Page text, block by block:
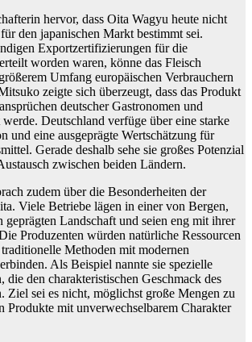
hervor, dass Oita Wagyu heute nicht
den japanischen Markt bestimmt sei.
Exportzertifizierungen für die
worden waren, könne das Fleisch
Umfang europäischen Verbrauchern
zeigte sich überzeugt, dass das Produkt
deutscher Gastronomen und
Deutschland verfüge über eine starke
und eine ausgeprägte Wertschätzung für
Gerade deshalb sehe sie großes Potenzial
zwischen beiden Ländern.
zudem über die Besonderheiten der
Viele Betriebe lägen in einer von Bergen,
geprägten Landschaft und seien eng mit ihrer
Produzenten würden natürliche Ressourcen
Methoden mit modernen
Als Beispiel nannte sie spezielle
die den charakteristischen Geschmack des
Ziel sei es nicht, möglichst große Mengen zu
Produkte mit unverwechselbarem Charakter